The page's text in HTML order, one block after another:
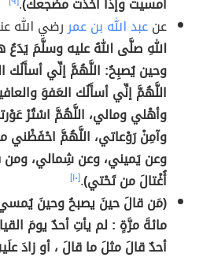
عنعبد الله بن عمررضي الله
اللهِ صلَّى اللهُ عليه وسلَّمَ
وحين يُصبِحُ: اللَّهُمَّ إنِّي أسأَلُك
اللَّهُمَّ إنِّي أسأَلُك العَفوَ
وأهْلي ومالي، اللَّهُمَّ اسْتُرْ
وآمِنْ رَوْعاتي، اللَّهُمَّ احْفَظْني
وعن يَميني، وعن شِمالي،
أُغْتالَ من تَحْتي).[١٠]
(مَن قالَ حينَ يصبحُ وحينَ
مائةَ مرَّةٍ : لم يأتِ أحدٌ يومَ
أحدٌ قالَ مثلَ ما قالَ ، أو زادَ